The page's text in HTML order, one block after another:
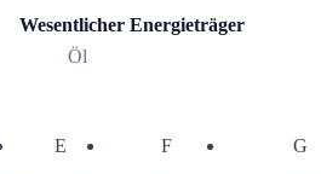
Wesentlicher Energieträger
Öl
E F G